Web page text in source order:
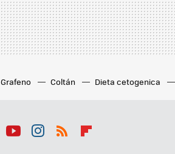
Grafeno Coltán Dieta cetogenica